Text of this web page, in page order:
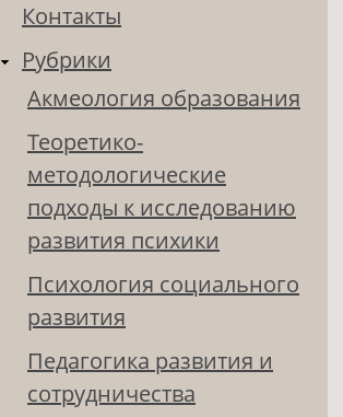
Контакты
Рубрики
Акмеология образования
Теоретико-
методологические
подходы к исследованию
развития психики
Психология социального
развития
Педагогика развития и
сотрудничества